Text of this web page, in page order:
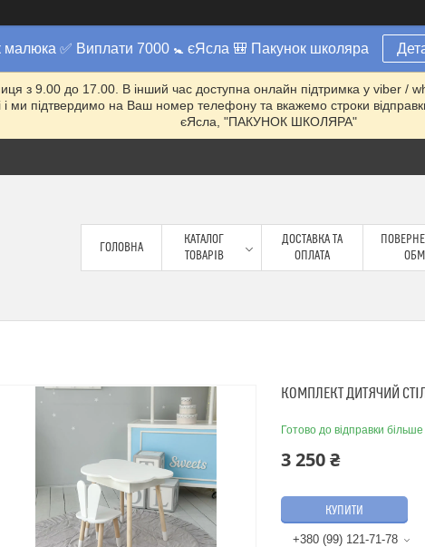
малюка ✅ Виплати 7000 🚼 єЯсла 🎒 Пакунок школяра
з 9.00 до 17.00. В інший час доступна онлайн підтримка у
і ми підтвердимо на Ваш номер телефону та вкажемо строки
єЯсла, "ПАКУНОК ШКОЛЯРА"
ГОЛОВНА
КАТАЛОГ
ТОВАРІВ
ДОСТАВКА ТА
ОПЛАТА
КОМПЛЕКТ ДИТЯЧИЙ
Готово до відправки
3 250 ₴
КУПИТИ
+380 (99) 121-71-78